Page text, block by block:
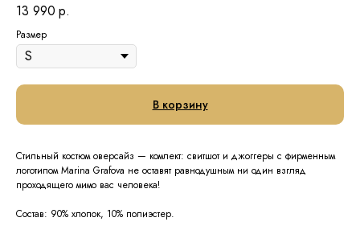
13 990 р.
Размер
В корзину
Стильный костюм оверсайз — комлект: свитшот и джоггеры с фирменным
логотипом Marina Grafova не оставят равнодушным ни один взгляд
проходящего мимо вас человека!
Состав: 90% хлопок, 10% полиэстер.